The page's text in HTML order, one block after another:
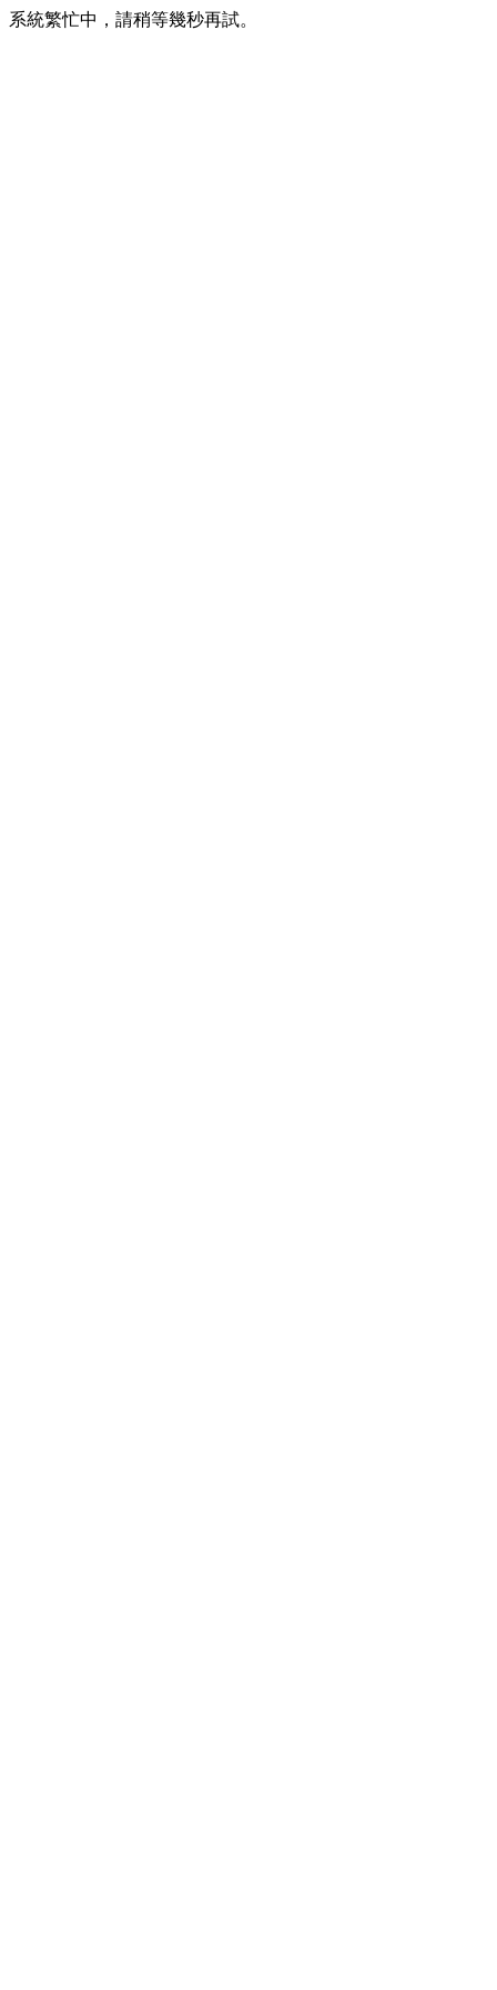
系統繁忙中，請稍等幾秒再試。